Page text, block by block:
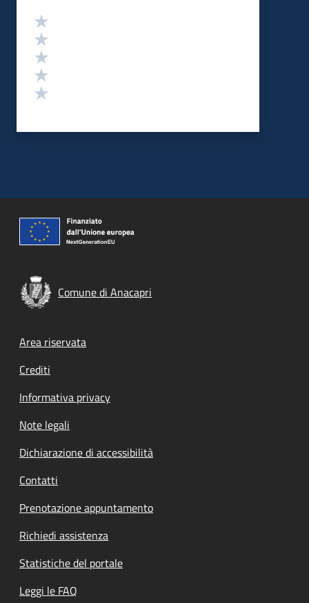
Valutazione
Comune di Anacapri
Footer menu
Area riservata
Crediti
Informativa privacy
Note legali
Dichiarazione di accessibilità
Contatti
Prenotazione appuntamento
Richiedi assistenza
Statistiche del portale
Leggi le FAQ